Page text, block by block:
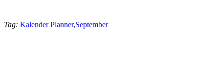
Tag: Kalender Planner,September